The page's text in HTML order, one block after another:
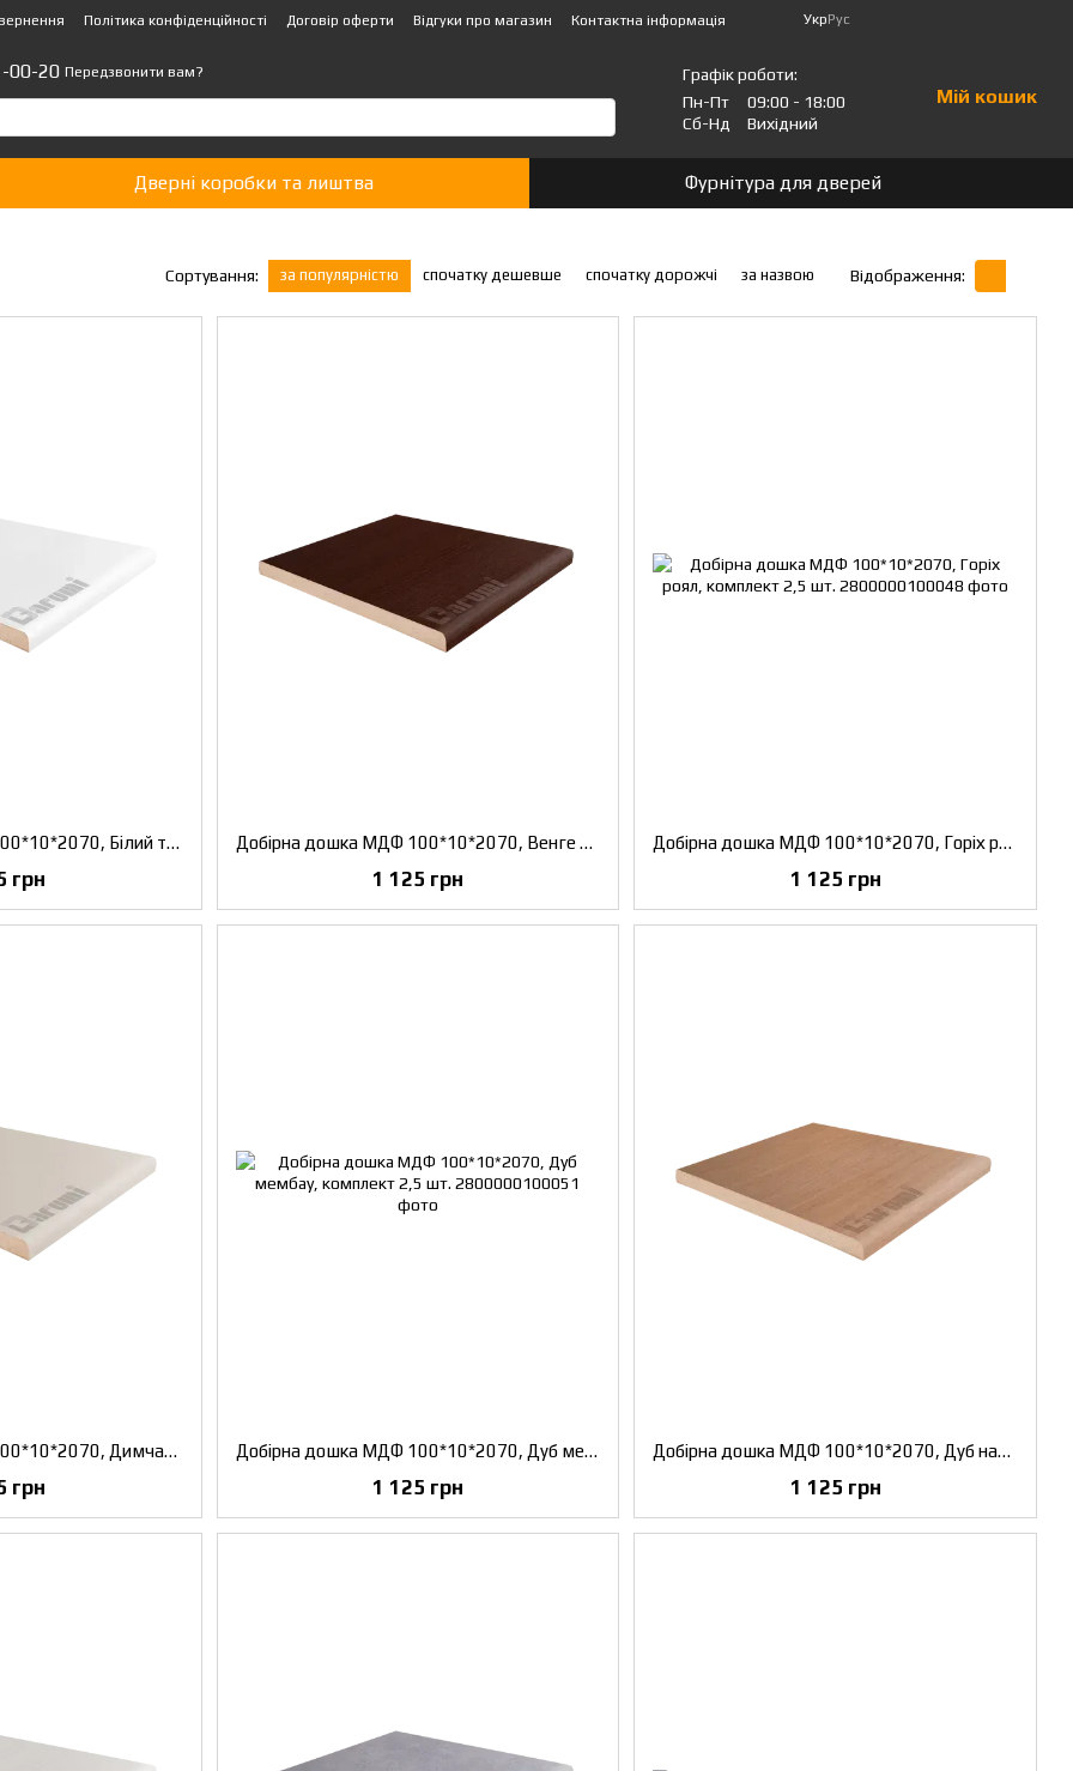
Політика конфіденційності Договір оферти Відгуки про магазин Контактна інформація УкрРус
00-20 Передзвонити вам?
Графік роботи:
Пн-Пт
09:00 - 18:00
Сб-Нд
Вихідний
Мій кошик
Дверні коробки та лиштва Фурнітура для дверей
Сортування: за популярністю спочатку дешевше спочатку дорожчі за назвою Відображення:
Добірна дошка МДФ 100*10*2070, Білий текстурний, комплект 2,5 шт.
грн
Добірна дошка МДФ 100*10*2070, Венге панга, комплект 2,5 шт.
1 125 грн
Добірна дошка МДФ 100*10*2070, Горіх роял, комплект 2,5 шт.
1 125 грн
Добірна дошка МДФ 100*10*2070, Димчастий краст, комплект 2,5 шт.
грн
Добірна дошка МДФ 100*10*2070, Дуб мембау, комплект 2,5 шт.
1 125 грн
Добірна дошка МДФ 100*10*2070, Дуб натуральний, комплект 2,5 шт.
1 125 грн